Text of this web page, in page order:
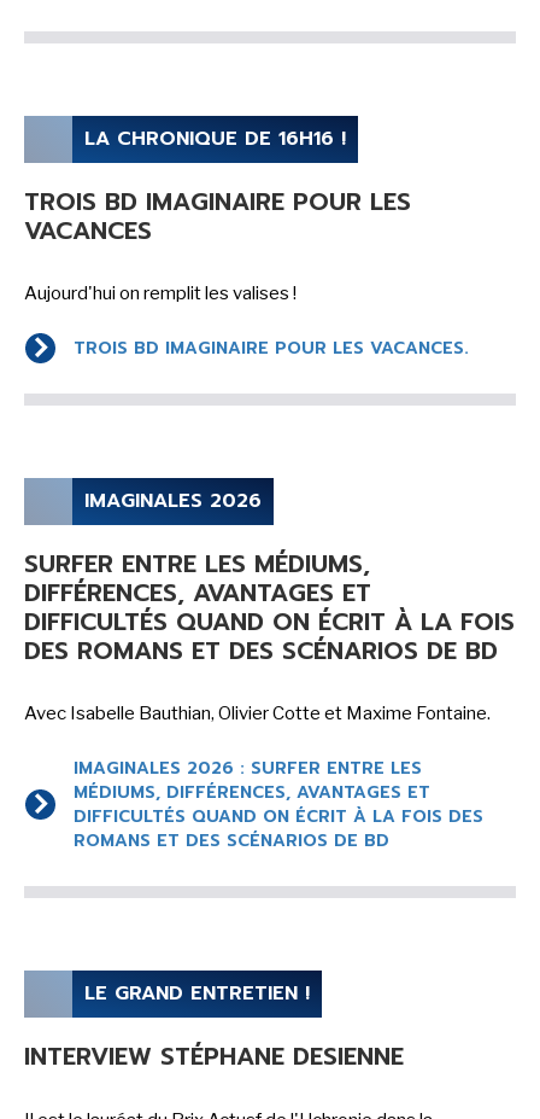
LA CHRONIQUE DE 16H16 !
TROIS BD IMAGINAIRE POUR LES
VACANCES
Aujourd'hui on remplit les valises !
TROIS BD IMAGINAIRE POUR LES VACANCES.
IMAGINALES 2026
SURFER ENTRE LES MÉDIUMS,
DIFFÉRENCES, AVANTAGES ET
DIFFICULTÉS QUAND ON ÉCRIT À LA FOIS
DES ROMANS ET DES SCÉNARIOS DE BD
Avec Isabelle Bauthian, Olivier Cotte et Maxime Fontaine.
IMAGINALES 2026 : SURFER ENTRE LES
MÉDIUMS, DIFFÉRENCES, AVANTAGES ET
DIFFICULTÉS QUAND ON ÉCRIT À LA FOIS DES
ROMANS ET DES SCÉNARIOS DE BD
LE GRAND ENTRETIEN !
INTERVIEW STÉPHANE DESIENNE